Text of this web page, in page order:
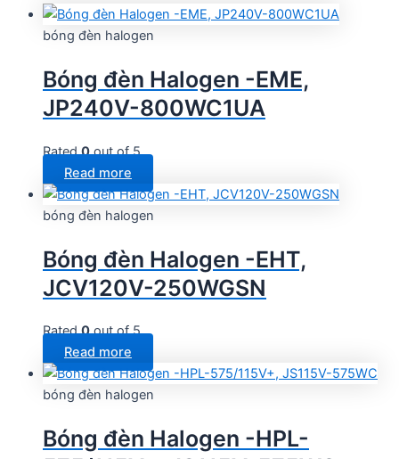
bóng đèn halogen
Bóng đèn Halogen -EME,
JP240V-800WC1UA
Rated0out of 5
Read more
bóng đèn halogen
Bóng đèn Halogen -EHT,
JCV120V-250WGSN
Rated0out of 5
Read more
bóng đèn halogen
Bóng đèn Halogen -HPL-